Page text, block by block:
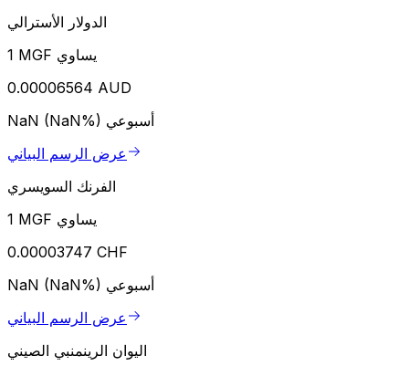
الدولار الأسترالي
1 MGF يساوي
0.00006564 AUD
NaN (NaN%) أسبوعي
عرض الرسم البياني
الفرنك السويسري
1 MGF يساوي
0.00003747 CHF
NaN (NaN%) أسبوعي
عرض الرسم البياني
اليوان الرينمنبي الصيني